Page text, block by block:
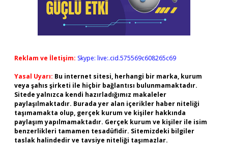
Reklam ve İletişim: Skype: live:.cid.575569c608265c69
Yasal Uyarı: Bu internet sitesi, herhangi bir marka, kurum
veya şahıs şirketi ile hiçbir bağlantısı bulunmamaktadır.
Sitede yalnızca kendi hazırladığımız makaleler
paylaşılmaktadır. Burada yer alan içerikler haber niteliği
taşımamakta olup, gerçek kurum ve kişiler hakkında
paylaşım yapılmamaktadır. Gerçek kurum ve kişiler ile isim
benzerlikleri tamamen tesadüfidir. Sitemizdeki bilgiler
taslak halindedir ve tavsiye niteliği taşımazlar.